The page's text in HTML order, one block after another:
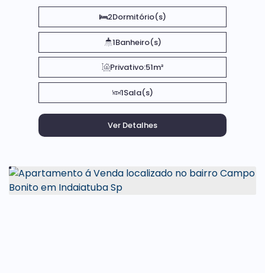
2Dormitório(s)
1Banheiro(s)
Privativo:51m²
1Sala(s)